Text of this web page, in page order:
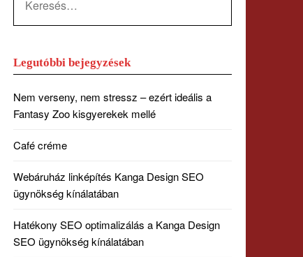
Legutóbbi bejegyzések
Nem verseny, nem stressz – ezért ideális a
Fantasy Zoo kisgyerekek mellé
Café créme
Webáruház linképítés Kanga Design SEO
ügynökség kínálatában
Hatékony SEO optimalizálás a Kanga Design
SEO ügynökség kínálatában